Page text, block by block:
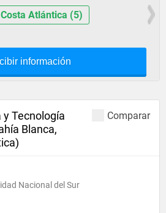
Atlántica (5)
información
Comparar
Tecnología
Blanca,
Nacional del Sur